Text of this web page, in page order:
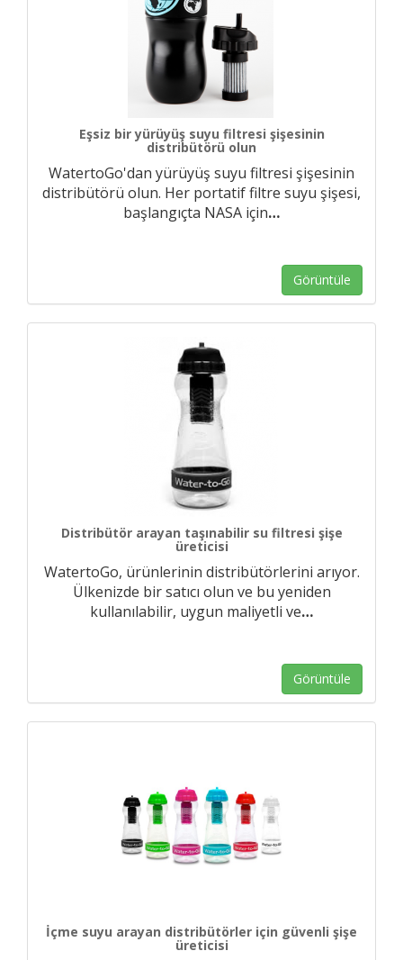
Eşsiz bir yürüyüş suyu filtresi şişesinin
distribütörü olun
WatertoGo'dan yürüyüş suyu filtresi şişesinin
distribütörü olun. Her portatif filtre suyu şişesi,
başlangıçta NASA için…
Görüntüle
Distribütör arayan taşınabilir su filtresi şişe
üreticisi
WatertoGo, ürünlerinin distribütörlerini arıyor.
Ülkenizde bir satıcı olun ve bu yeniden
kullanılabilir, uygun maliyetli ve…
Görüntüle
İçme suyu arayan distribütörler için güvenli şişe
üreticisi